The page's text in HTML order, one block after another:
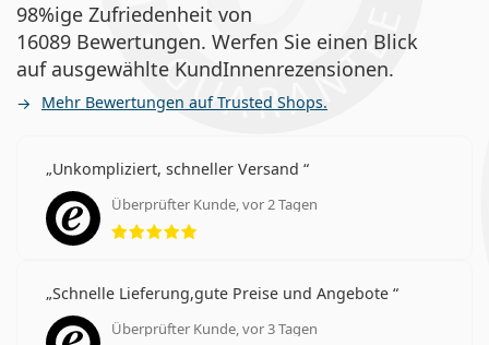
98%ige Zufriedenheit von
16089 Bewertungen. Werfen Sie einen Blick
auf ausgewählte KundInnenrezensionen.
Mehr Bewertungen auf Trusted Shops.
Unkompliziert, schneller Versand
Überprüfter Kunde, vor 2 Tagen
Bewertung 5 aus 5
Schnelle Lieferung,gute Preise und Angebote
Überprüfter Kunde, vor 3 Tagen